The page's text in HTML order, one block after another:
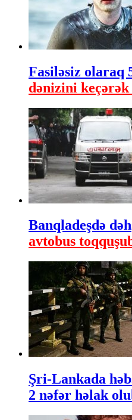
Fasiləsiz olaraq
dənizini
Banqladeşdə
avtobus
Şri-Lankada
2 nəfər həlak